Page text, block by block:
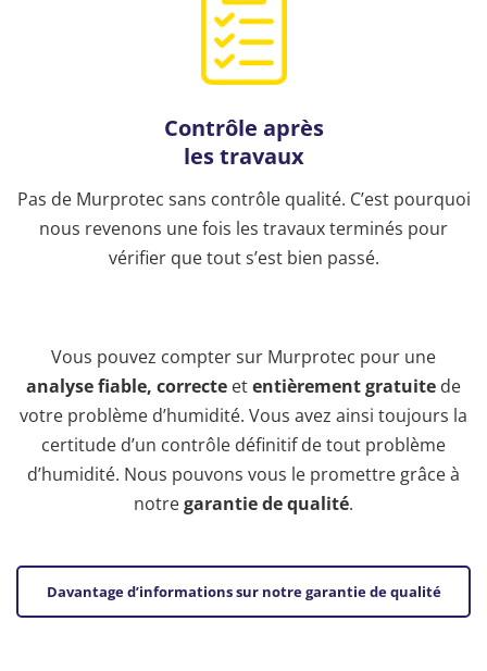
Contrôle après
les travaux
Pas de Murprotec sans contrôle qualité. C’est pourquoi
nous revenons une fois les travaux terminés pour
vérifier que tout s’est bien passé.
Vous pouvez compter sur Murprotec pour une
analyse fiable, correcte etentièrement gratuite de
votre problème d’humidité. Vous avez ainsi toujours la
certitude d’un contrôle définitif de tout problème
d’humidité. Nous pouvons vous le promettre grâce à
notregarantie de qualité.
Davantage d’informations sur notre garantie de qualité